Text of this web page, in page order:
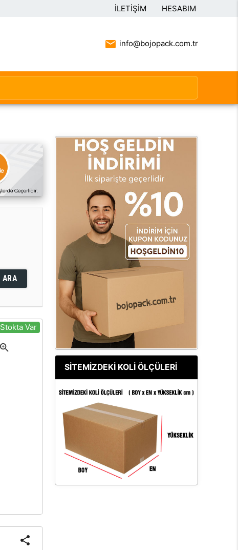
İLETIŞIM HESABIM
info@bojopack.com.tr
ARA
Stokta Var
SİTEMİZDEKİ KOLİ ÖLÇÜLERİ